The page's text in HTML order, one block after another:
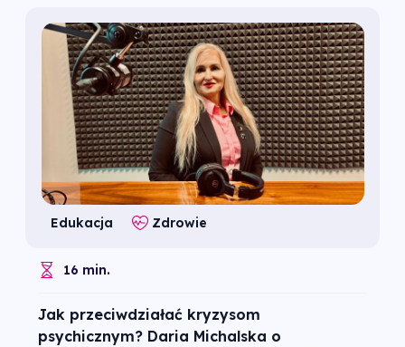
Edukacja Zdrowie
16 min.
Jak przeciwdziałać kryzysom
psychicznym? Daria Michalska o